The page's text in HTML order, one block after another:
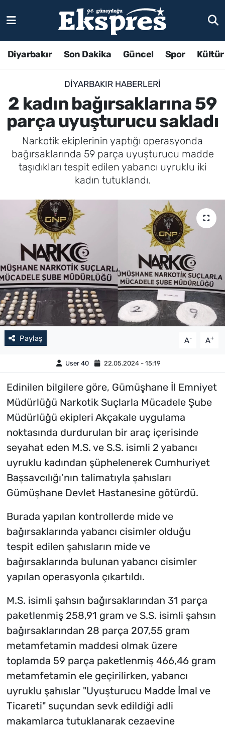
Diyarbakır Son Dakika Güncel Spor
DIYARBAKIR HABERLERI
2 kadın bağırsaklarına 59
parça uyuşturucu sakladı
Narkotik ekiplerinin yaptığı operasyonda
bağırsaklarında 59 parça uyuşturucu madde
taşıdıkları tespit edilen yabancı uyruklu iki
kadın tutuklandı.
Paylaş A- A+
User 40 22.05.2024 - 15:19
Edinilen bilgilere göre, Gümüşhane İl Emniyet
Müdürlüğü Narkotik Suçlarla Mücadele Şube
Müdürlüğü ekipleri Akçakale uygulama
noktasında durdurulan bir araç içerisinde
seyahat eden M.S. ve S.S. isimli 2 yabancı
uyruklu kadından şüphelenerek Cumhuriyet
Başsavcılığı’nın talimatıyla şahısları
Gümüşhane Devlet Hastanesine götürdü.
Burada yapılan kontrollerde mide ve
bağırsaklarında yabancı cisimler olduğu
tespit edilen şahısların mide ve
bağırsaklarında bulunan yabancı cisimler
yapılan operasyonla çıkartıldı.
M.S. isimli şahsın bağırsaklarından 31 parça
paketlenmiş 258,91 gram ve S.S. isimli şahsın
bağırsaklarından 28 parça 207,55 gram
metamfetamin maddesi olmak üzere
toplamda 59 parça paketlenmiş 466,46 gram
metamfetamin ele geçirilirken, yabancı
uyruklu şahıslar "Uyuşturucu Madde İmal ve
Ticareti" suçundan sevk edildiği adli
makamlarca tutuklanarak cezaevine